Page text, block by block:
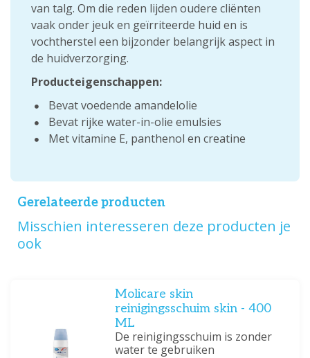
van talg. Om die reden lijden oudere cliënten
vaak onder jeuk en geïrriteerde huid en is
vochtherstel een bijzonder belangrijk aspect in
de huidverzorging.
Producteigenschappen:
Bevat voedende amandelolie
Bevat rijke water-in-olie emulsies
Met vitamine E, panthenol en creatine
Gerelateerde producten
Misschien interesseren deze producten je
ook
Molicare skin
reinigingsschuim skin - 400
ML
De reinigingsschuim is zonder
water te gebruiken